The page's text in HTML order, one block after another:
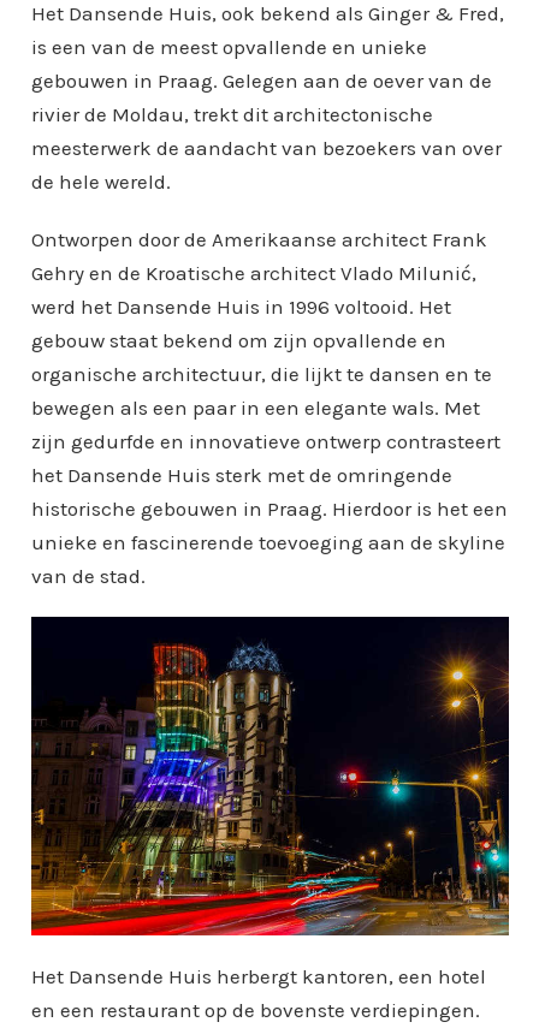
Het Dansende Huis, ook bekend als Ginger & Fred,
is een van de meest opvallende en unieke
gebouwen in Praag. Gelegen aan de oever van de
rivier de Moldau, trekt dit architectonische
meesterwerk de aandacht van bezoekers van over
de hele wereld.
Ontworpen door de Amerikaanse architect Frank
Gehry en de Kroatische architect Vlado Milunić,
werd het Dansende Huis in 1996 voltooid. Het
gebouw staat bekend om zijn opvallende en
organische architectuur, die lijkt te dansen en te
bewegen als een paar in een elegante wals. Met
zijn gedurfde en innovatieve ontwerp contrasteert
het Dansende Huis sterk met de omringende
historische gebouwen in Praag. Hierdoor is het een
unieke en fascinerende toevoeging aan de skyline
van de stad.
Het Dansende Huis herbergt kantoren, een hotel
en een restaurant op de bovenste verdiepingen.